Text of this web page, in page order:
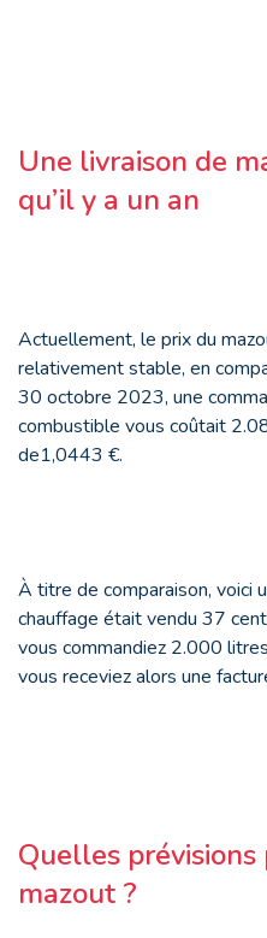
Une livraison de
qu’il y a un an
Actuellement, le prix du
relativement stable, en
30 octobre 2023, une
combustible vous coûtait
de1,0443 €.
À titre de comparaison, voici
chauffage était vendu 37
vous commandiez 2.000
vous receviez alors une
Quelles
mazout ?